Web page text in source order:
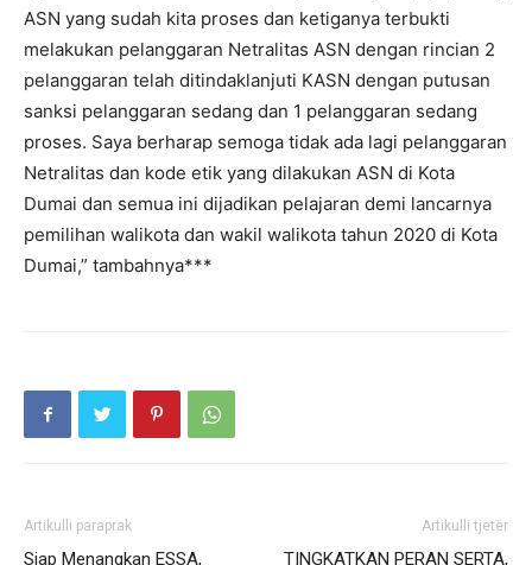
ASN yang sudah kita proses dan ketiganya terbukti
melakukan pelanggaran Netralitas ASN dengan rincian 2
pelanggaran telah ditindaklanjuti KASN dengan putusan
sanksi pelanggaran sedang dan 1 pelanggaran sedang
proses. Saya berharap semoga tidak ada lagi pelanggaran
Netralitas dan kode etik yang dilakukan ASN di Kota
Dumai dan semua ini dijadikan pelajaran demi lancarnya
pemilihan walikota dan wakil walikota tahun 2020 di Kota
Dumai,” tambahnya***
Artikulli paraprak
Siap Menangkan ESSA,
Artikulli tjetër
TINGKATKAN PERAN SERTA,